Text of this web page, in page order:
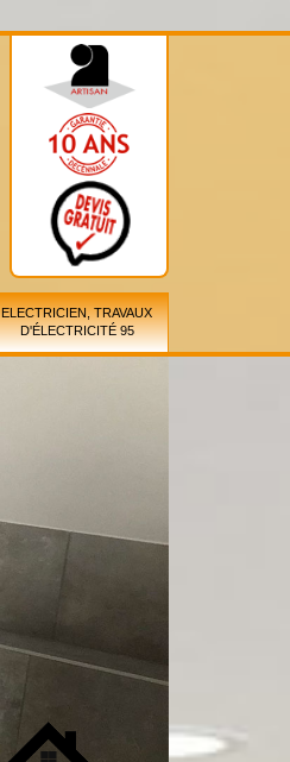
ELECTRICIEN, TRAVAUX
D'ÉLECTRICITÉ 95